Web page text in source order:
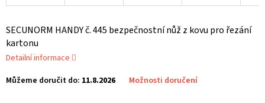
Můžeme doručit do: 11.8.2026 Možnosti doručení
SECUNORM HANDY č. 445 bezpečnostní nůž z kovu pro řezání
kartonu
Detailní informace